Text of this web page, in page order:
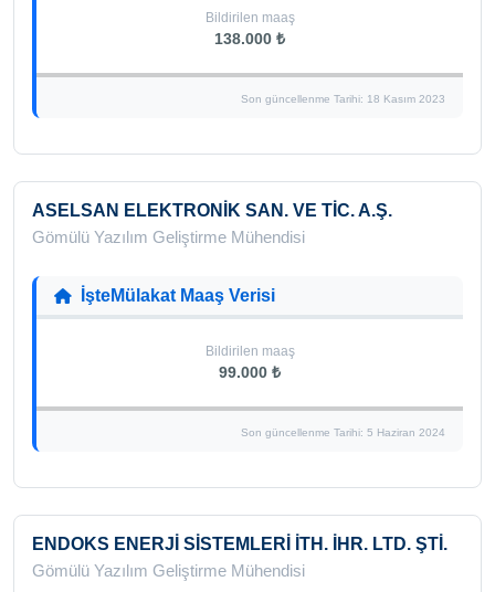
Bildirilen maaş
138.000 ₺
Son güncellenme Tarihi: 18 Kasım 2023
ASELSAN ELEKTRONİK SAN. VE TİC. A.Ş.
Gömülü Yazılım Geliştirme Mühendisi
İşteMülakat Maaş Verisi
Bildirilen maaş
99.000 ₺
Son güncellenme Tarihi: 5 Haziran 2024
ENDOKS ENERJİ SİSTEMLERİ İTH. İHR. LTD. ŞTİ.
Gömülü Yazılım Geliştirme Mühendisi